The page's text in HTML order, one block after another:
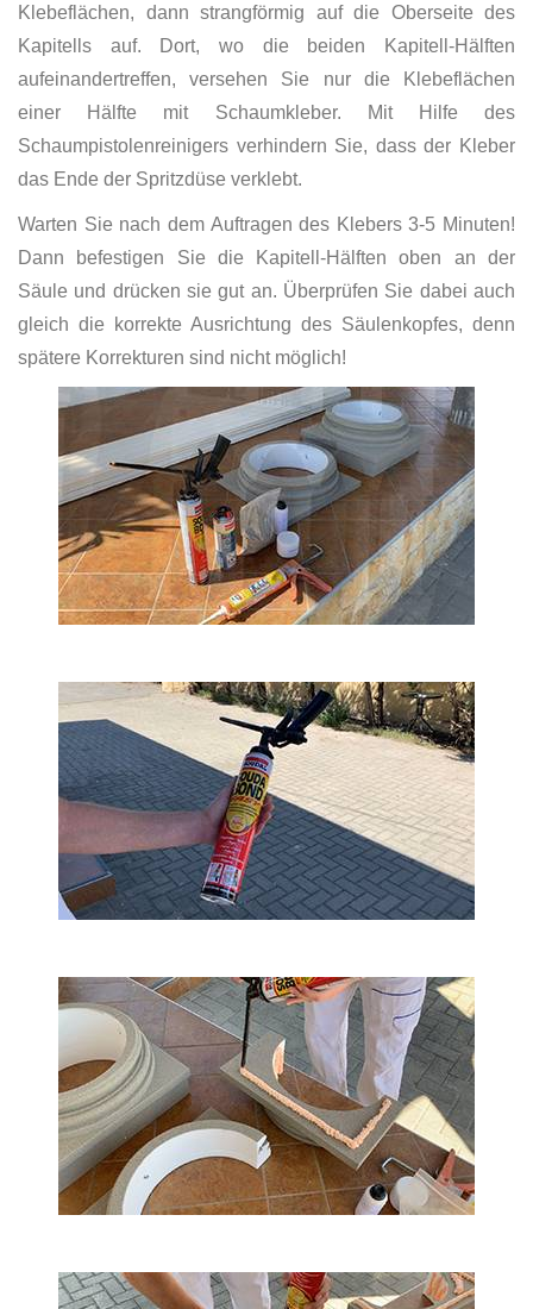
Klebeflächen, dann strangförmig auf die Oberseite des
Kapitells auf. Dort, wo die beiden Kapitell-Hälften
aufeinandertreffen, versehen Sie nur die Klebeflächen
einer Hälfte mit Schaumkleber. Mit Hilfe des
Schaumpistolenreinigers verhindern Sie, dass der Kleber
das Ende der Spritzdüse verklebt.
Warten Sie nach dem Auftragen des Klebers 3-5 Minuten!
Dann befestigen Sie die Kapitell-Hälften oben an der
Säule und drücken sie gut an. Überprüfen Sie dabei auch
gleich die korrekte Ausrichtung des Säulenkopfes, denn
spätere Korrekturen sind nicht möglich!